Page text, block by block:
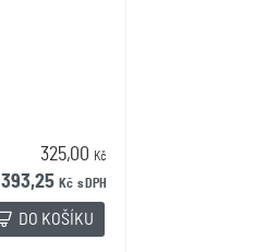
325,00 Kč
393,25 Kč s DPH
DO KOŠÍKU